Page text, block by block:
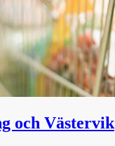
och Västervik